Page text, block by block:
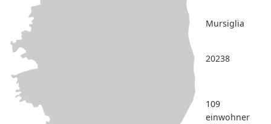
Mursiglia
20238
109
einwohner